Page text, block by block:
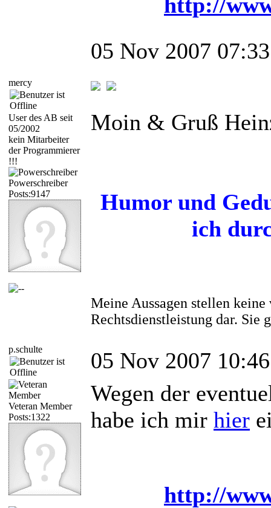
mercy
User des AB seit
05/2002
kein Mitarbeiter
der Programmierer
!!!
Powerschreiber
Posts:9147
05 Nov 2007 07:33
Moin & Gruß
Humor und
ich
Meine Aussagen stellen
Rechtsdienstleistung dar. Sie
p.schulte
Veteran Member
Posts:1322
05 Nov 2007 10:46
Wegen der
habe ich mir hier
http://